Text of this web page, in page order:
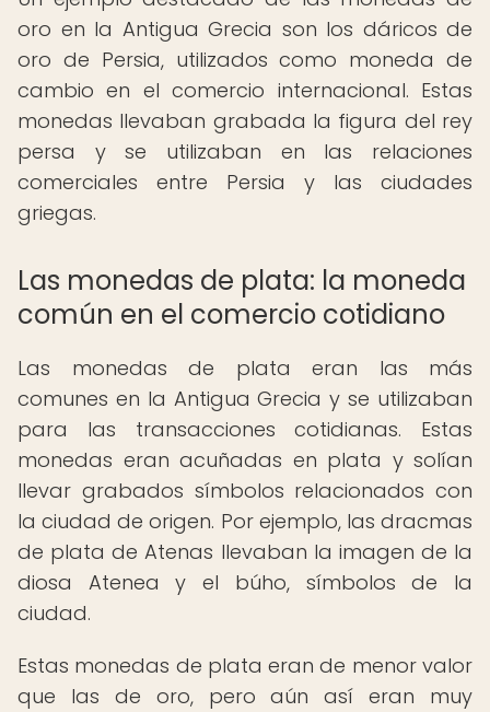
oro en la Antigua Grecia son los dáricos de
oro de Persia, utilizados como moneda de
cambio en el comercio internacional. Estas
monedas llevaban grabada la figura del rey
persa y se utilizaban en las relaciones
comerciales entre Persia y las ciudades
griegas.
Las monedas de plata: la moneda
común en el comercio cotidiano
Las monedas de plata eran las más
comunes en la Antigua Grecia y se utilizaban
para las transacciones cotidianas. Estas
monedas eran acuñadas en plata y solían
llevar grabados símbolos relacionados con
la ciudad de origen. Por ejemplo, las dracmas
de plata de Atenas llevaban la imagen de la
diosa Atenea y el búho, símbolos de la
ciudad.
Estas monedas de plata eran de menor valor
que las de oro, pero aún así eran muy